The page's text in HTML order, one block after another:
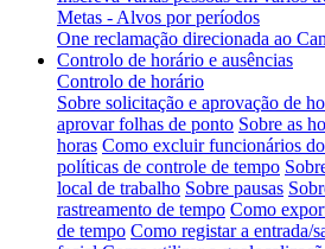
Metas - Alvos por períodos
One reclamação direcionada ao
Controlo de horário e ausências
Controlo de horário
Sobre solicitação e aprovação de
aprovar folhas de ponto Sobre as
horas Como excluir funcionários
políticas de controle de tempo
local de trabalho Sobre pausas
rastreamento de tempo Como
de tempo Como registar a entrada/